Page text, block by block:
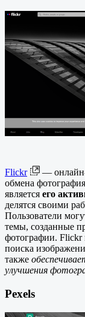
Flickr
— онлайн-
обмена
является его
делятся своими
Пользователи
темы, созданные
фотографии. Flickr
поиска
также
улучшения
Pexels